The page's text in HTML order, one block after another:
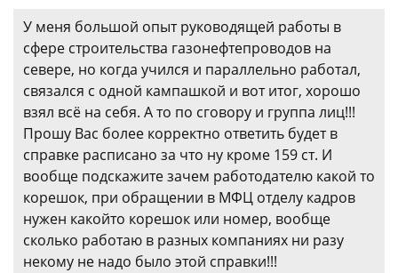
У меня большой опыт руководящей работы в
сфере строительства газонефтепроводов на
севере, но когда учился и параллельно работал,
связался с одной кампашкой и вот итог, хорошо
взял всё на себя. А то по сговору и группа лиц!!!
Прошу Вас более корректно ответить будет в
справке расписано за что ну кроме 159 ст. И
вообще подскажите зачем работодателю какой то
корешок, при обращении в МФЦ отделу кадров
нужен какойто корешок или номер, вообще
сколько работаю в разных компаниях ни разу
некому не надо было этой справки!!!